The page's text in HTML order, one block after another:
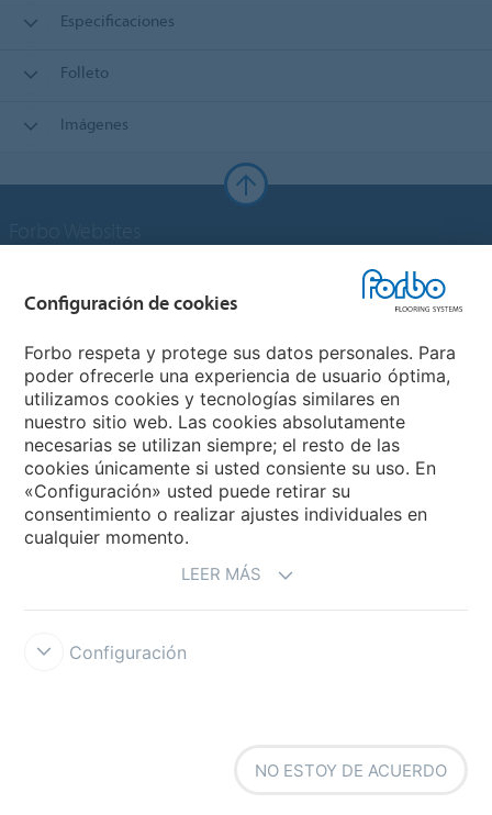
Especificaciones
Folleto
Imágenes
Forbo Flooring Systems
Forbo Movement Systems
Selecciona un país
Condiciones de uso
Protección de datos
Configuración de cookies
Forbo respeta y protege sus datos personales. Para
poder ofrecerle una experiencia de usuario óptima,
utilizamos cookies y tecnologías similares en
nuestro sitio web. Las cookies absolutamente
necesarias se utilizan siempre; el resto de las
cookies únicamente si usted consiente su uso. En
«Configuración» usted puede retirar su
consentimiento o realizar ajustes individuales en
cualquier momento.
LEER MÁS
Configuración
NO ESTOY DE ACUERDO